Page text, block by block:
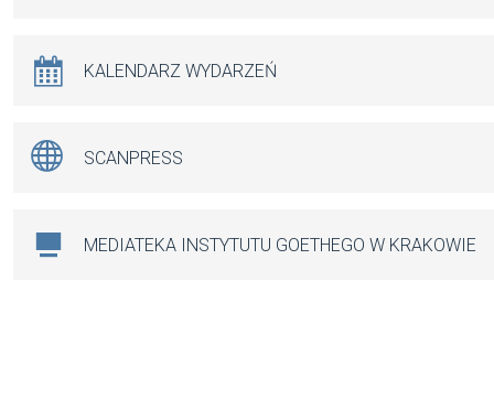
KALENDARZ WYDARZEŃ
SCANPRESS
MEDIATEKA INSTYTUTU GOETHEGO W KRAKOWIE